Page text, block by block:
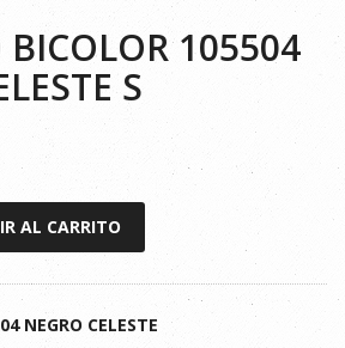
BICOLOR 105504
S
AL CARRITO
NEGRO CELESTE